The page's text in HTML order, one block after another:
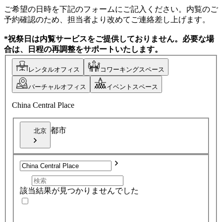
ご希望の日時を下記のフォームにご記入ください。内覧のご
予約確認のため、担当者より改めてご連絡差し上げます。
*祝祭日は内覧サービスをご提供しておりません。必要な場
合は、日程の再調整をサポートいたします。
レンタルオフィス コワーキングスペース
バーチャルオフィス イベントスペース
China Central Place
北京 都市
該当結果が見つかりませんでした